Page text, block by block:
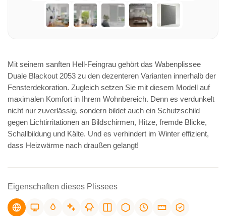
Mit seinem sanften Hell-Feingrau gehört das Wabenplissee
Duale Blackout 2053 zu den dezenteren Varianten innerhalb der
Fensterdekoration. Zugleich setzen Sie mit diesem Modell auf
maximalen Komfort in Ihrem Wohnbereich. Denn es verdunkelt
nicht nur zuverlässig, sondern bildet auch ein Schutzschild
gegen Lichtirritationen an Bildschirmen, Hitze, fremde Blicke,
Schallbildung und Kälte. Und es verhindert im Winter effizient,
dass Heizwärme nach draußen gelangt!
Eigenschaften dieses Plissees